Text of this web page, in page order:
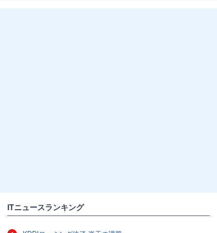
ITニュースランキング